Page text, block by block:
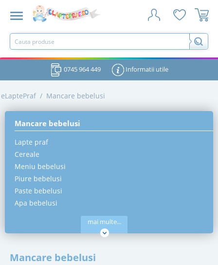
0745 964 449 Informatii utile
eLaptePraf / Mancare bebelusi
Mancare bebelusi
Lapte praf
Cereale
Meniu bebelusi
Piure bebelusi
Paste bebelusi
Apa bebelusi
mai multe...
Mancare bebelusi